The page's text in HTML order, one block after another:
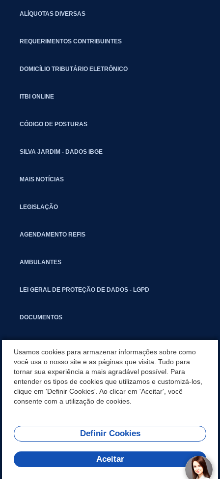
ALÍQUOTAS DIVERSAS
REQUERIMENTOS CONTRIBUINTES
DOMICÍLIO TRIBUTÁRIO ELETRÔNICO
ITBI ONLINE
CÓDIGO DE POSTURAS
SILVA JARDIM - DADOS IBGE
MAIS NOTÍCIAS
LEGISLAÇÃO
AGENDAMENTO REFIS
AMBULANTES
LEI GERAL DE PROTEÇÃO DE DADOS - LGPD
DOCUMENTOS
COMITÊ GESTOR MUNICIPAL
GUIA RÁPIDO
REDES SOCIAIS
Usamos cookies para armazenar informações sobre como
você usa o nosso site e as páginas que visita. Tudo para
tornar sua experiência a mais agradável possível. Para
entender os tipos de cookies que utilizamos e customizá-los,
clique em 'Definir Cookies'. Ao clicar em 'Aceitar', você
consente com a utilização de cookies.
Definir Cookies
Aceitar